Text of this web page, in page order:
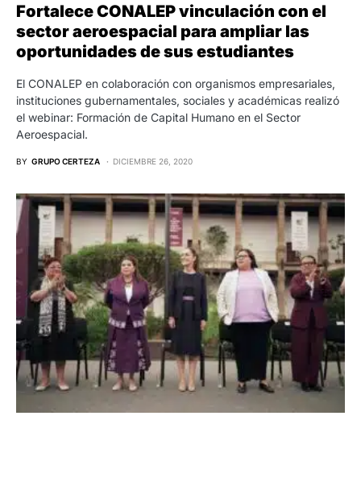
Fortalece CONALEP vinculación con el
sector aeroespacial para ampliar las
oportunidades de sus estudiantes
El CONALEP en colaboración con organismos empresariales,
instituciones gubernamentales, sociales y académicas realizó
el webinar: Formación de Capital Humano en el Sector
Aeroespacial.
BY GRUPO CERTEZA DICIEMBRE 26, 2020